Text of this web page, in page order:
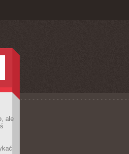
ale